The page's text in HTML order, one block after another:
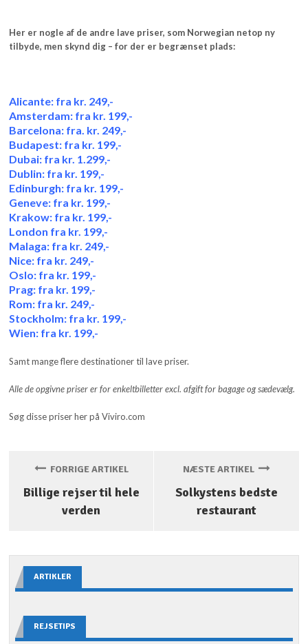
Her er nogle af de andre lave priser, som Norwegian netop ny
tilbyde, men skynd dig – for der er begrænset plads:
Alicante: fra kr. 249,-
Amsterdam: fra kr. 199,-
Barcelona: fra. kr. 249,-
Budapest: fra kr. 199,-
Dubai: fra kr. 1.299,-
Dublin: fra kr. 199,-
Edinburgh: fra kr. 199,-
Geneve: fra kr. 199,-
Krakow: fra kr. 199,-
London fra kr. 199,-
Malaga: fra kr. 249,-
Nice: fra kr. 249,-
Oslo: fra kr. 199,-
Prag: fra kr. 199,-
Rom: fra kr. 249,-
Stockholm: fra kr. 199,-
Wien: fra kr. 199,-
Samt mange flere destinationer til lave priser.
Alle de opgivne priser er for enkeltbilletter excl. afgift for bagage og sædevælg.
Søg disse priser her på Viviro.com
FORRIGE ARTIKEL
Billige rejser til hele
verden
NÆSTE ARTIKEL
Solkystens bedste
restaurant
ARTIKLER
REJSETIPS